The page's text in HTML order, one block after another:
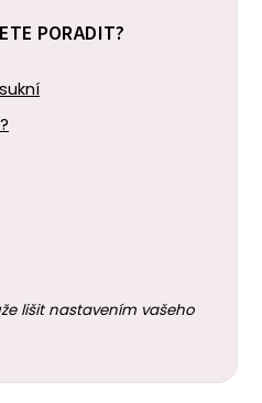
PORADIT?
lišit nastavením vašeho